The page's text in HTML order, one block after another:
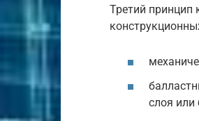
Третий принцип
слоя или